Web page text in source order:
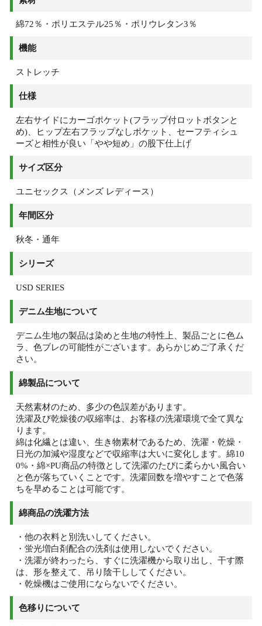
綿72％・ポリエステル25％・ポリウレタン3％
機能
ストレッチ
仕様
左右サイドにカーゴポケット(フラップ付ロットボタンと
め)、ヒップ左右フラップなしポケット、セーフティシュ
ーズと相性が良い「やや短め」の股下仕上げ
サイズ区分
ユニセックス（メンズ レディース）
年間区分
秋冬・通年
シリーズ
USD SERIES
デニム生地について
デニム生地の製品は染めと生地の特性上、製品ごとに色ム
ラ、色ブレの可能性がございます。あらかじめご了承くだ
さい。
綿製品について
天然素材のため、多少の色誤差があります。
洗濯及び乾燥後の収縮率は、お客様の洗濯環境で全て異な
ります。
綿は化繊とは違い、生き物素材であるため、洗濯・乾燥・
日光の加減や湿度などで収縮率は大いに変化します。綿10
0%・綿×PU商品の特徴として洗濯のたびに柔らかい風合い
と色が落ちていくことです。洗濯回数を増やすことで色落
ちを早めることは可能です。
綿商品の洗濯方法
・他の衣料と別洗いしてください。
・蛍光増白剤配合の洗剤は使用しないでください。
・洗濯が終わったら、すぐに洗濯機から取り出し、干す際
は、形を整えて、吊り陰干ししてください。
・乾燥機はご使用にならないでください。
色移りについて